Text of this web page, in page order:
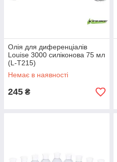
Олія для диференціалів
Louise 3000 силіконова 75 мл
(L-T215)
Немає в наявності
245 ₴